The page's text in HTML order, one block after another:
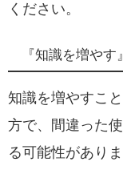
ください。
『知識を増や
知識を増やすこ
方で、間違った
る可能性がありま